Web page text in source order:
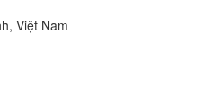
, Việt Nam